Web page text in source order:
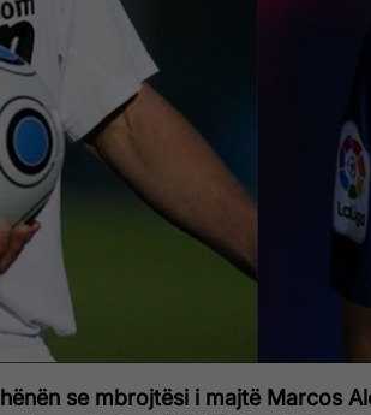
se mbrojtësi i majtë Marcos